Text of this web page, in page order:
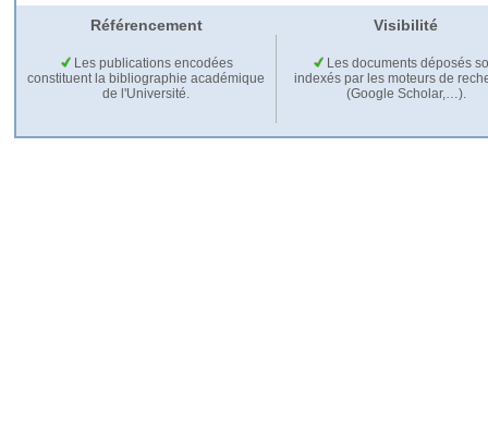
Référencement Visibilité
Les publications encodées
constituent la bibliographie académique
de l'Université.
Les documents déposés
indexés par les moteurs de
(Google Scholar,…).